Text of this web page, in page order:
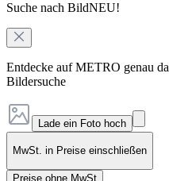
Suche nach BildNEU!
Entdecke auf METRO genau
Bildersuche
Lade ein Foto hoch
MwSt. in Preise einschließen
Preise ohne MwSt